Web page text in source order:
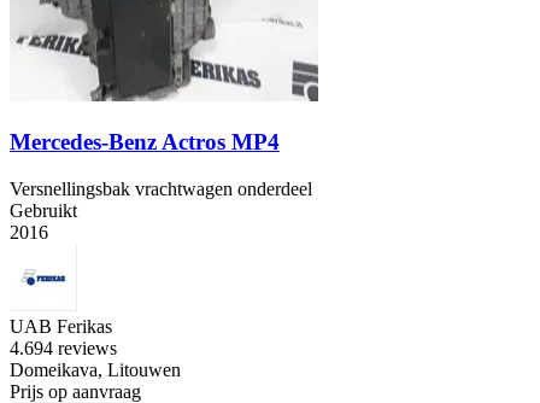
Mercedes-Benz Actros MP4
Versnellingsbak vrachtwagen onderdeel
Gebruikt
2016
UAB Ferikas
4.694 reviews
Domeikava, Litouwen
Prijs op aanvraag